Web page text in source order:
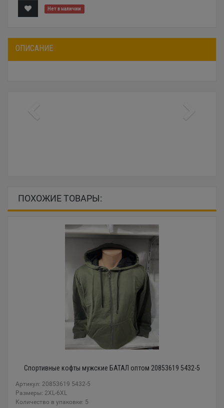
Нет в наличии
ОПИСАНИЕ
ПОХОЖИЕ ТОВАРЫ:
Спортивные кофты мужские БАТАЛ оптом 20853619 5432-5
Артикул: 20853619 5432-5
Размеры: 2XL-6XL
Количество в упаковке: 5